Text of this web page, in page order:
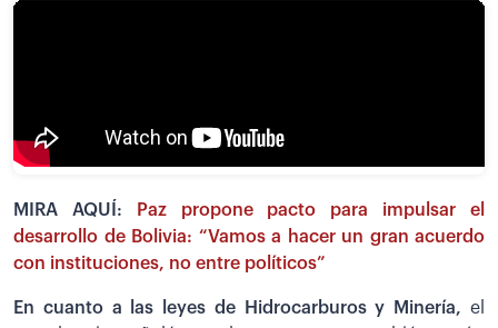
MIRA AQUÍ:
Paz propone pacto para impulsar el
desarrollo de Bolivia: “Vamos a hacer un gran acuerdo
con instituciones, no entre políticos”
En cuanto a las leyes de Hidrocarburos y Minería, el